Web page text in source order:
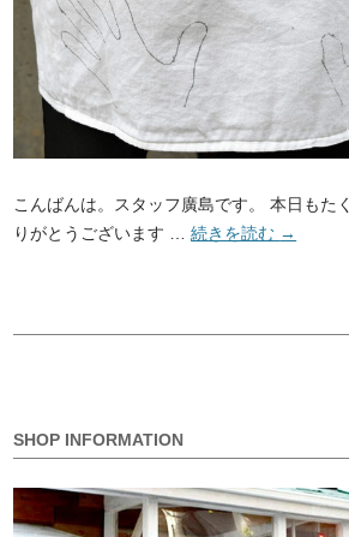
こんばんは。スタッフ廣島です。 本日もた
りがとうございます …続きを読む →
SHOP INFORMATION